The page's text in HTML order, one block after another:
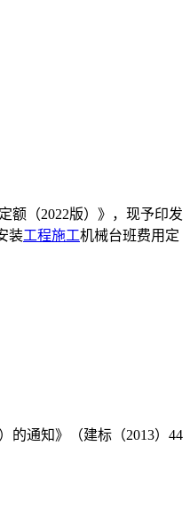
额（2022版）》，现予印发
装工程施工机械台班费用定
的通知》（建标（2013）44